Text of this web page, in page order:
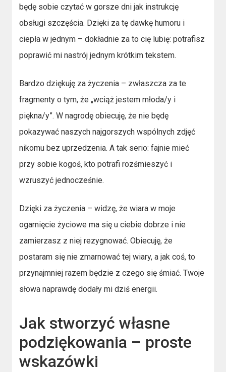
będę sobie czytać w gorsze dni jak instrukcję
obsługi szczęścia. Dzięki za tę dawkę humoru i
ciepła w jednym – dokładnie za to cię lubię: potrafisz
poprawić mi nastrój jednym krótkim tekstem.
Bardzo dziękuję za życzenia – zwłaszcza za te
fragmenty o tym, że „wciąż jestem młoda/y i
piękna/y”. W nagrodę obiecuję, że nie będę
pokazywać naszych najgorszych wspólnych zdjęć
nikomu bez uprzedzenia. A tak serio: fajnie mieć
przy sobie kogoś, kto potrafi rozśmieszyć i
wzruszyć jednocześnie.
Dzięki za życzenia – widzę, że wiara w moje
ogarnięcie życiowe ma się u ciebie dobrze i nie
zamierzasz z niej rezygnować. Obiecuję, że
postaram się nie zmarnować tej wiary, a jak coś, to
przynajmniej razem będzie z czego się śmiać. Twoje
słowa naprawdę dodały mi dziś energii.
Jak stworzyć własne
podziękowania – proste
wskazówki